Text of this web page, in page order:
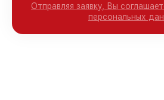
Отправляя заявку, Вы
персональных